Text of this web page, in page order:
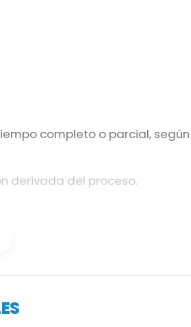
completo o parcial, según
derivada del proceso.
Escolar, Técnico Auxiliar de
no apto).